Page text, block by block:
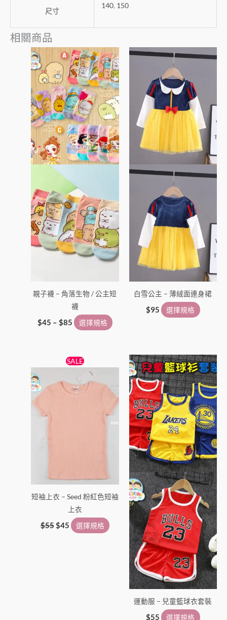
尺寸
140, 150
相關商品
親子襪 – 角落生物 / 公主短
襪
$45 – $85
價
格
範
圍：
$45
到
$85
選擇規格
此
產
品
有
多
種
款
式。
可
在
頁
面
選
擇
選
白雪公主 – 薄絨面連身裙
$95 選擇規格
此
多
種
款
式。
可
在
產
選
擇
項
SALE
短袖上衣 – Seed 粉紅色短袖
上衣
$55
始
格：
$55。
$45
目
前
格：
$45。
選擇規格
有
多
種
在
產
品
面
運動服 – 兒童籃球衣套裝
$55 選擇規格
此
產
品
有
多
種
款
式。
可
在
產
品
頁
面
選
擇
選
項